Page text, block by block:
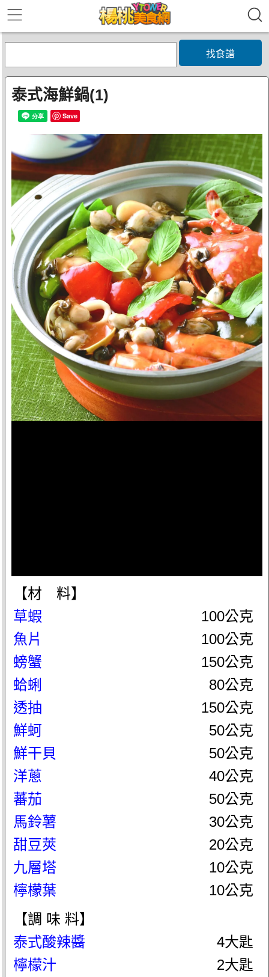
找食譜
泰式海鮮鍋(1)
Save
【材 料】
草蝦
100公克
魚片
100公克
螃蟹
150公克
蛤蜊
80公克
透抽
150公克
鮮蚵
50公克
鮮干貝
50公克
洋蔥
40公克
蕃茄
50公克
馬鈴薯
30公克
甜豆莢
20公克
九層塔
10公克
檸檬葉
10公克
【調 味 料】
泰式酸辣醬
4大匙
檸檬汁
2大匙